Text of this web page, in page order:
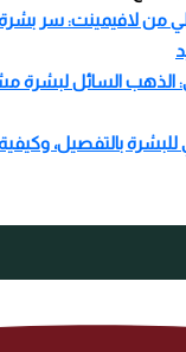
من لافيمينت: سر
الذهب السائل لبشرة
للبشرة بالتفصيل،